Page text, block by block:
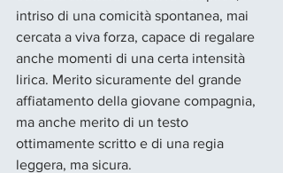
intriso di una comicità spontanea, mai
cercata a viva forza, capace di regalare
anche momenti di una certa intensità
lirica. Merito sicuramente del grande
affiatamento della giovane compagnia,
ma anche merito di un testo
ottimamente scritto e di una regia
leggera, ma sicura.